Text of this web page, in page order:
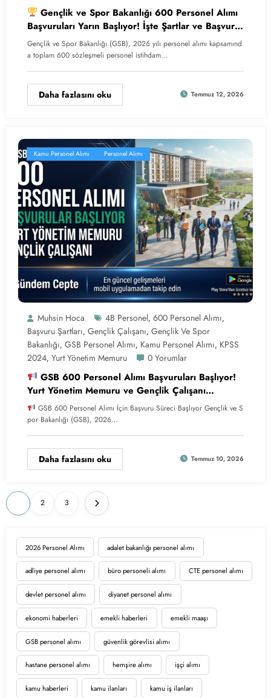
2026 Personel Alımı adalet bakanlığı personel alımı
adliye personel alımı büro personeli alımı CTE personel alımı
devlet personel alımı diyanet personel alımı
ekonomi haberleri emekli haberleri emekli maaşı
GSB personel alımı güvenlik görevlisi alımı
hastane personel alımı hemşire alımı işçi alımı
kamu haberleri kamu ilanları kamu iş ilanları
Gençlik ve Spor Bakanlığı 600 Personel Alımı
Başvuruları Yarın Başlıyor! İşte Şartlar ve Başvuru
Takvimi
Gençlik ve Spor Bakanlığı (GSB), 2026 yılı personel alımı kapsamınd
a toplam 600 sözleşmeli personel istihdam…
Daha fazlasını oku Temmuz 12, 2026
Kamu Personel Alımı Personel Alımı
Muhsin Hoca 4B Personel, 600 Personel Alımı,
Başvuru Şartları, Gençlik Çalışanı, Gençlik Ve Spor
Bakanlığı, GSB Personel Alımı, Kamu Personel Alımı, KPSS
2024, Yurt Yönetim Memuru 0 Yorumlar
GSB 600 Personel Alımı Başvuruları Başlıyor!
Yurt Yönetim Memuru ve Gençlik Çalışanı
Alınacak
GSB 600 Personel Alımı İçin Başvuru Süreci Başlıyor Gençlik ve S
por Bakanlığı (GSB), 2026…
Daha fazlasını oku Temmuz 10, 2026
Yazı
sayfalaması
2 3